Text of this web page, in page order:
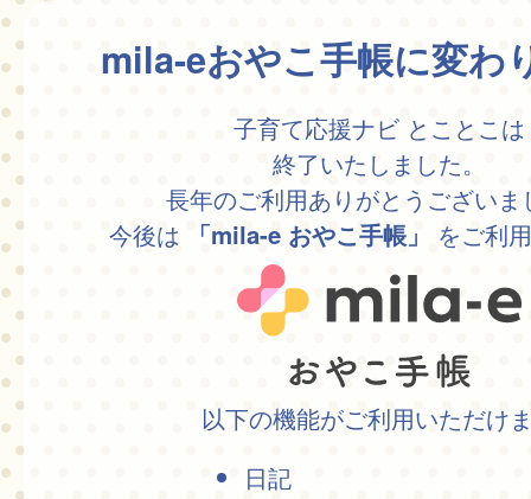
mila-eおやこ手帳に変わ
子育て応援ナビ とことこは
終了いたしました。
長年のご利用ありがとうございま
今後は
「mila-e おやこ手帳」 をご利
以下の機能がご利用いただけ
日記